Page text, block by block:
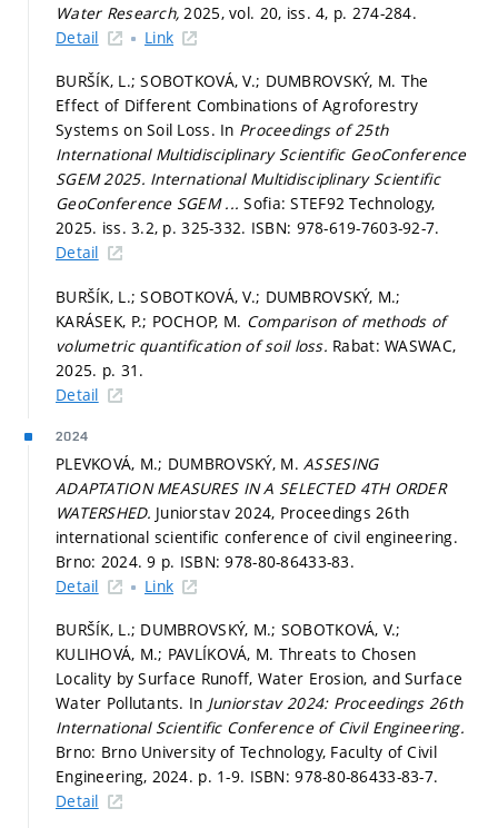
Water Research, 2025, vol. 20, iss. 4, p. 274-284.
Detail
Link
BURŠÍK, L.; SOBOTKOVÁ, V.; DUMBROVSKÝ, M. The
Effect of Different Combinations of Agroforestry
Systems on Soil Loss. In Proceedings of 25th
International Multidisciplinary Scientific GeoConference
SGEM 2025. International Multidisciplinary Scientific
GeoConference SGEM ...Sofia: STEF92 Technology,
2025. iss. 3.2, p. 325-332. ISBN: 978-619-7603-92-7.
Detail
BURŠÍK, L.; SOBOTKOVÁ, V.; DUMBROVSKÝ, M.;
KARÁSEK, P.; POCHOP, M. Comparison of methods of
volumetric quantification of soil loss. Rabat: WASWAC,
2025. p. 31.
Detail
2024
PLEVKOVÁ, M.; DUMBROVSKÝ, M.ASSESING
ADAPTATION MEASURES IN A SELECTED 4TH ORDER
WATERSHED. Juniorstav 2024, Proceedings 26th
international scientific conference of civil engineering.
Brno: 2024. 9 p. ISBN: 978-80-86433-83.
Detail
Link
BURŠÍK, L.; DUMBROVSKÝ, M.; SOBOTKOVÁ, V.;
KULIHOVÁ, M.; PAVLÍKOVÁ, M. Threats to Chosen
Locality by Surface Runoff, Water Erosion, and Surface
Water Pollutants. In Juniorstav 2024: Proceedings 26th
International Scientific Conference of Civil Engineering.
Brno: Brno University of Technology, Faculty of Civil
Engineering, 2024. p. 1-9. ISBN: 978-80-86433-83-7.
Detail